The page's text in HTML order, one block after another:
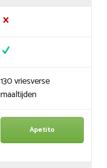
130 vriesverse
maaltijden
Apetito